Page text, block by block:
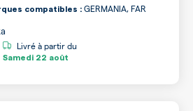
compatibles : GERMANIA, FAR
Livré à partir du
Samedi 22 août